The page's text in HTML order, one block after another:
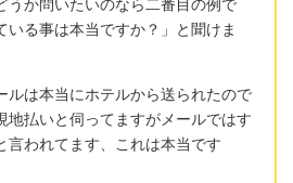
いる事は本当ですか？」と聞けま
ルは本当にホテルから送られたので
地払いと伺ってますがメールではす
言われてます、これは本当です